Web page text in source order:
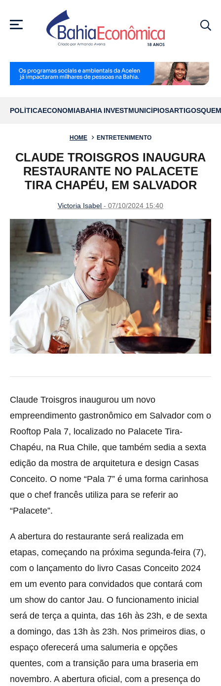
MENU
POLÍTICAECONOMIABAHIA INVESTMUNICÍPIOSARTIGOS
HOME ENTRETENIMENTO
CLAUDE TROISGROS INAUGURA
RESTAURANTE NO PALACETE
TIRA CHAPÉU, EM SALVADOR
Victoria Isabel - 07/10/2024 15:40
Claude Troisgros inaugurou um novo
empreendimento gastronômico em Salvador com o
Rooftop Pala 7, localizado no Palacete Tira-
Chapéu, na Rua Chile, que também sedia a sexta
edição da mostra de arquitetura e design Casas
Conceito. O nome “Pala 7” é uma forma carinhosa
que o chef francês utiliza para se referir ao
“Palacete”.
A abertura do restaurante será realizada em
etapas, começando na próxima segunda-feira (7),
com o lançamento do livro Casas Conceito 2024
em um evento para convidados que contará com
um show do cantor Jau. O funcionamento inicial
será de terça a quinta, das 16h às 23h, e de sexta
a domingo, das 13h às 23h. Nos primeiros dias, o
espaço oferecerá uma salumeria e opções
quentes, com a transição para uma braseria em
novembro. A abertura oficial, com a presença do